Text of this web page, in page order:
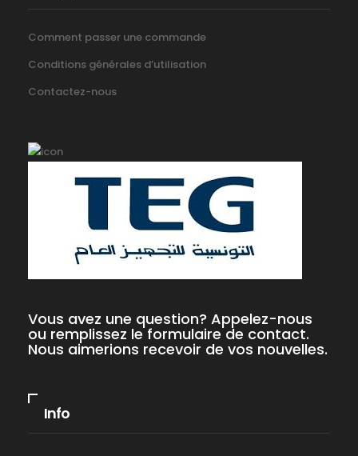
Comment passer une commande
Conditions générales d’utilisation
Contactez-nous
Vous avez une question? Appelez-nous
ou remplissez le formulaire de contact.
Nous aimerions recevoir de vos nouvelles.
Info